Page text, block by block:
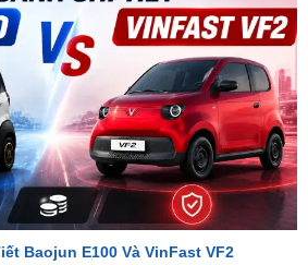
Baojun E100 Và VinFast VF2